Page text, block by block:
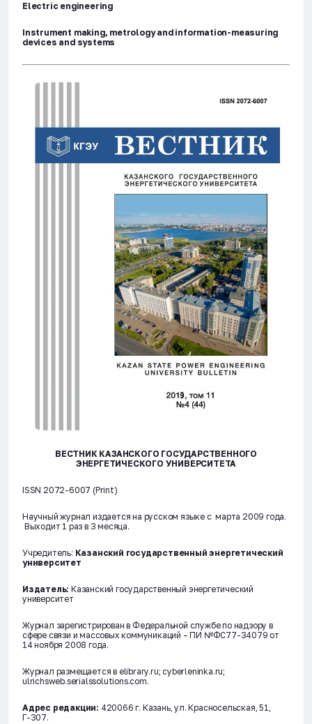
Electric engineering
Instrument making, metrology and information-measuring
devices and systems
ВЕСТНИК КАЗАНСКОГО ГОСУДАРСТВЕННОГО
ЭНЕРГЕТИЧЕСКОГО УНИВЕРСИТЕТА
ISSN 2072-6007 (Print)
Научный журнал издается на русском языке с марта 2009 года.
Выходит 1 раз в 3 месяца.
Учредитель: Казанский государственный энергетический
университет
Издатель: Казанский государственный энергетический
университет
Журнал зарегистрирован в Федеральной службе по надзору в
сфере связи и массовых коммуникаций – ПИ №ФС77-34079 от
14 ноября 2008 года.
Журнал размещается в elibrary.ru; cyberleninka.ru;
ulrichsweb.serialssolutions.com.
Адрес редакции: 420066 г. Казань, ул. Красносельская, 51,
Г-307.